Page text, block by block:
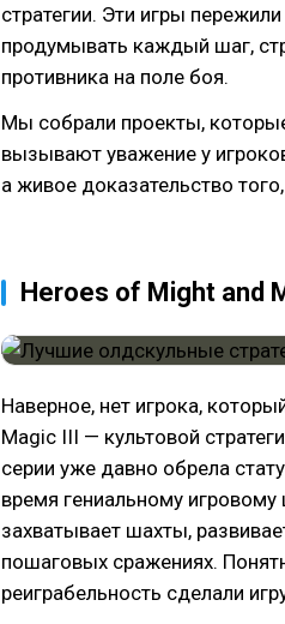
стратегии. Эти игры
продумывать каждый шаг,
противника на поле боя.
Мы собрали проекты,
вызывают уважение у
а живое доказательство
Heroes of Might and
Наверное, нет игрока,
Magic III — культовой
серии уже давно обрела
время гениальному
захватывает шахты,
пошаговых сражениях.
реиграбельность сделали